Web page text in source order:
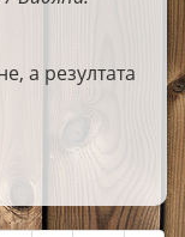
а резултата